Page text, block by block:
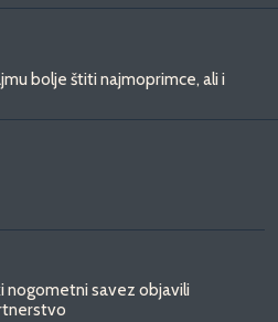
bolje štiti najmoprimce, ali i
nogometni savez objavili